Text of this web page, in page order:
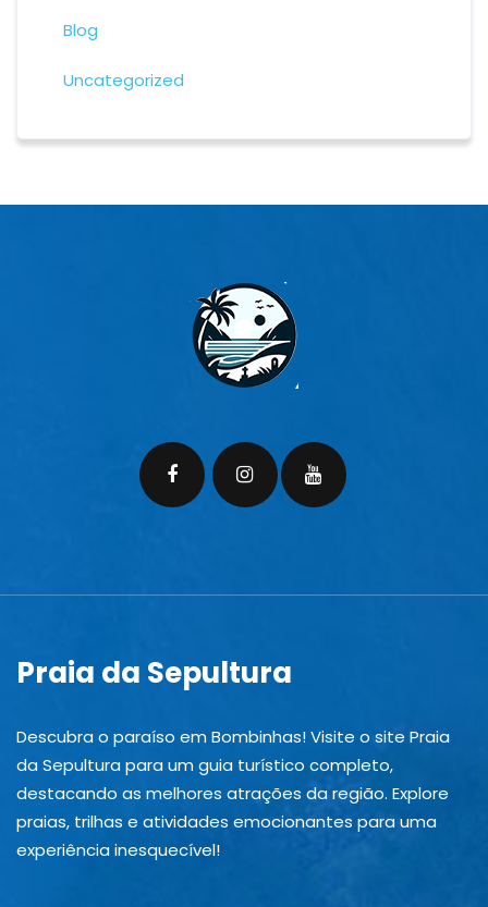
Blog
Uncategorized
Praia da Sepultura
Descubra o paraíso em Bombinhas! Visite o site Praia
da Sepultura para um guia turístico completo,
destacando as melhores atrações da região. Explore
praias, trilhas e atividades emocionantes para uma
experiência inesquecível!